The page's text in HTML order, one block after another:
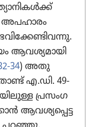
അപഹാരം
ആവശ്യ​മാ​യി​
34) അതു​
എ.ഡി. 49-
പ്രസം​ഗ​
ആവശ്യ​പ്പെ​ട്ട​